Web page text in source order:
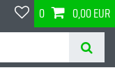
0 0,00 EUR